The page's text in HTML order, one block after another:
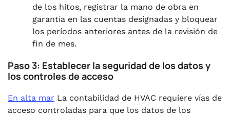
de los hitos, registrar la mano de obra en
garantía en las cuentas designadas y bloquear
los períodos anteriores antes de la revisión de
fin de mes.
Paso 3: Establecer la seguridad de los datos y
los controles de acceso
En alta mar La contabilidad de HVAC requiere vías de
acceso controladas para que los datos de los